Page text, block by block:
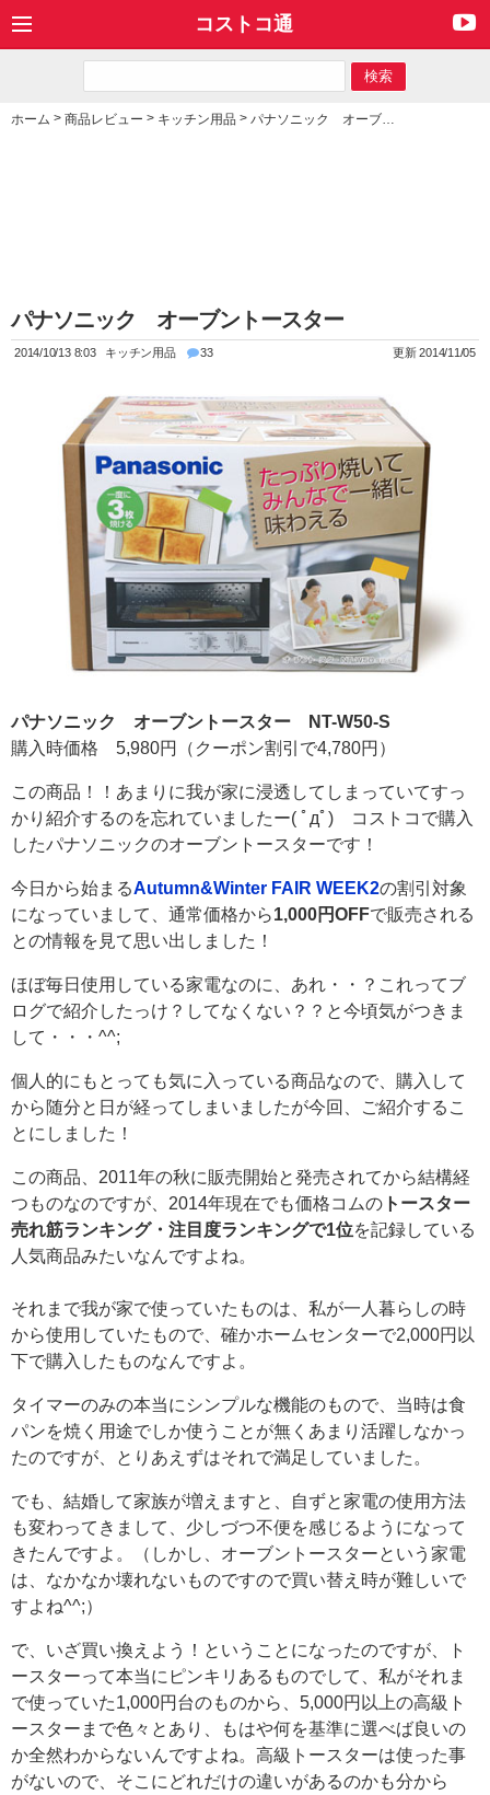
コストコ通
ホーム > 商品レビュー > キッチン用品 > パナソニック オーブントースター
パナソニック オーブントースター
2014/10/13 8:03 キッチン用品 33 更新 2014/11/05
パナソニック オーブントースター NT-W50-S
購入時価格 5,980円（クーポン割引で4,780円）
この商品！！あまりに我が家に浸透してしまっていてすっ
かり紹介するのを忘れていましたー( ﾟдﾟ) コストコで購入
したパナソニックのオーブントースターです！
今日から始まるAutumn&Winter FAIR WEEK2の割引対象
になっていまして、通常価格から1,000円OFFで販売される
との情報を見て思い出しました！
ほぼ毎日使用している家電なのに、あれ・・？これってブ
ログで紹介したっけ？してなくない？？と今頃気がつきま
して・・・^^;
個人的にもとっても気に入っている商品なので、購入して
から随分と日が経ってしまいましたが今回、ご紹介するこ
とにしました！
この商品、2011年の秋に販売開始と発売されてから結構経
つものなのですが、2014年現在でも価格コムの トースター
売れ筋ランキング・注目度ランキングで1位を記録している
人気商品みたいなんですよね。
それまで我が家で使っていたものは、私が一人暮らしの時
から使用していたもので、確かホームセンターで2,000円以
下で購入したものなんですよ。
タイマーのみの本当にシンプルな機能のもので、当時は食
パンを焼く用途でしか使うことが無くあまり活躍しなかっ
たのですが、とりあえずはそれで満足していました。
でも、結婚して家族が増えますと、自ずと家電の使用方法
も変わってきまして、少しづつ不便を感じるようになって
きたんですよ。（しかし、オーブントースターという家電
は、なかなか壊れないものですので買い替え時が難しいで
すよね^^;）
で、いざ買い換えよう！ということになったのですが、ト
ースターって本当にピンキリあるものでして、私がそれま
で使っていた1,000円台のものから、5,000円以上の高級ト
ースターまで色々とあり、もはや何を基準に選べば良いの
か全然わからないんですよね。高級トースターは使った事
がないので、そこにどれだけの違いがあるのかも分から